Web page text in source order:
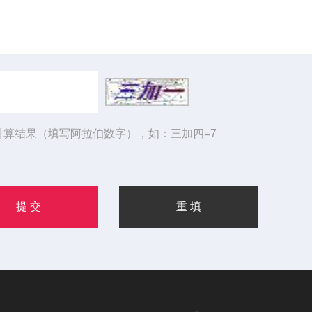
算结果（填写阿拉伯数字），如：三加四=7